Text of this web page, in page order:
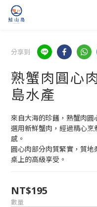
分享到
熟蟹肉圓心
島水產
來自大海的珍饈，熟蟹肉圓
選用新鮮蟹肉，經過精心
感。
圓心肉部分肉質緊實，質
桌上的高級享受。
NT$195
數量